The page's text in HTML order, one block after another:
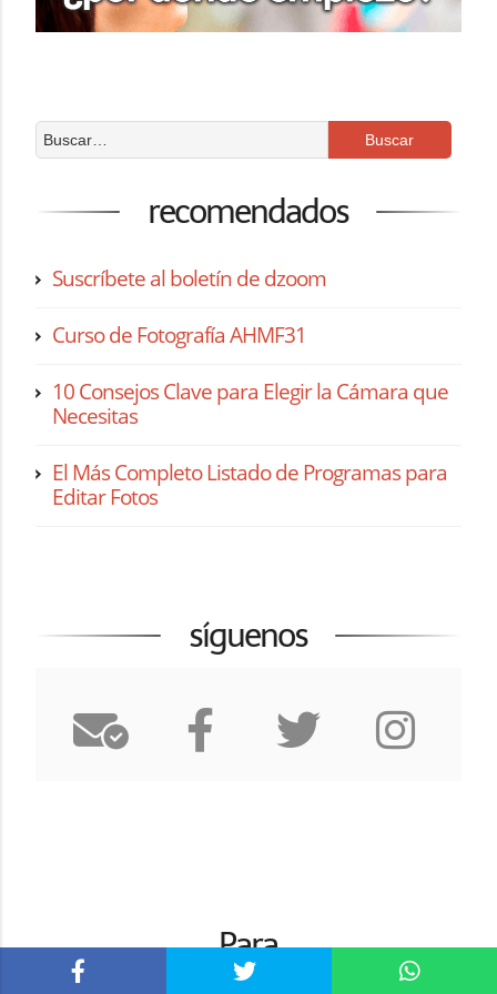
recomendados
Suscríbete al boletín de dzoom
Curso de Fotografía AHMF31
10 Consejos Clave para Elegir la Cámara que
Necesitas
El Más Completo Listado de Programas para
Editar Fotos
síguenos
Para
recién